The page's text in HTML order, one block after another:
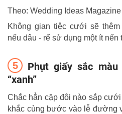
Theo: Wedding Ideas Magazine
Không gian tiệc cưới sẽ
nếu dâu - rể sử dụng một ít nến
Phụt giấy sắc
“xanh”
Chắc hẳn cặp đôi nào sắp
khắc cùng bước vào lễ đường